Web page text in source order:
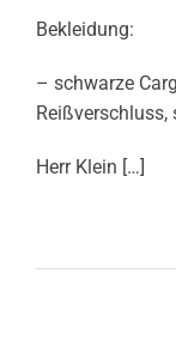
Bekleidung:
– schwarze
Reißverschluss,
Herr Klein […]